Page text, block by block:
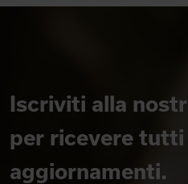
Iscriviti alla
per ricevere tutti
aggiornamenti.